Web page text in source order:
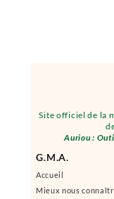
Site officiel de la
Auriou :
G.M.A.
Accueil
Mieux nous